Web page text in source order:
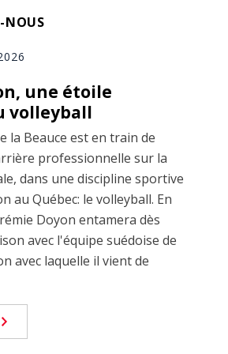
NOUS
une étoile
volleyball
la Beauce est en train de
professionnelle sur la
dans une discipline sportive
au Québec: le volleyball. En
Doyon entamera dès
avec l'équipe suédoise de
avec laquelle il vient de